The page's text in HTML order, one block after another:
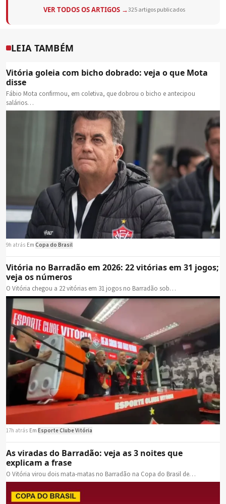
VER TODOS OS ARTIGOS →325 artigos publicados
LEIA TAMBÉM
Vitória goleia com bicho dobrado: veja o que Mota
disse
Fábio Mota confirmou, em coletiva, que dobrou o bicho e antecipou
salários…
9h atrás Em Copa do Brasil
Vitória no Barradão em 2026: 22 vitórias em 31 jogos;
veja os números
O Vitória chegou a 22 vitórias em 31 jogos no Barradão sob…
17h atrás Em Esporte Clube Vitória
As viradas do Barradão: veja as 3 noites que
explicam a frase
O Vitória virou dois mata-matas no Barradão na Copa do Brasil de…